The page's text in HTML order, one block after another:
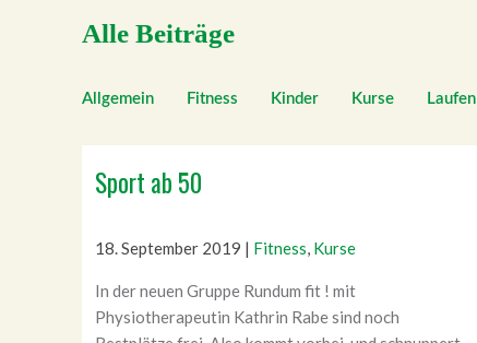
Alle Beiträge
Allgemein Fitness Kinder Kurse Laufen
Sport ab 50
18. September 2019 | Fitness, Kurse
In der neuen Gruppe Rundum fit ! mit
Physiotherapeutin Kathrin Rabe sind noch